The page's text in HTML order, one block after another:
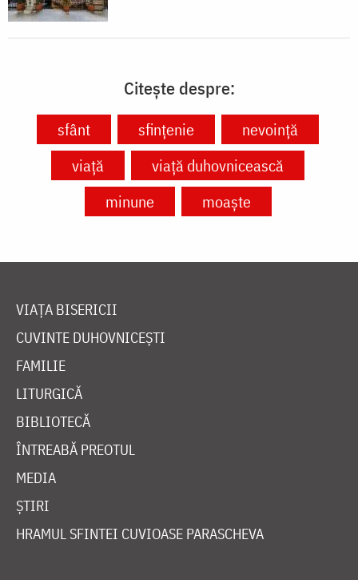
Citește despre:
sfânt sfințenie
nevoință
viață
viață duhovnicească
minune
moaște
VIAȚA BISERICII
CUVINTE DUHOVNICEȘTI
FAMILIE
LITURGICĂ
BIBLIOTECĂ
ÎNTREABĂ PREOTUL
MEDIA
ȘTIRI
HRAMUL SFINTEI CUVIOASE PARASCHEVA